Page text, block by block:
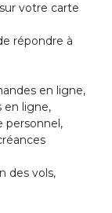
votre carte
répondre à
en ligne,
en ligne,
personnel,
des vols,